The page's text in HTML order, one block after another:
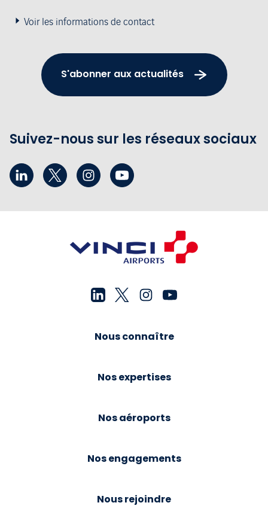
Voir les informations de contact
S'abonner aux actualités
Suivez-nous sur les réseaux sociaux
Nous connaître
Nos expertises
Nos aéroports
Nos engagements
Nous rejoindre